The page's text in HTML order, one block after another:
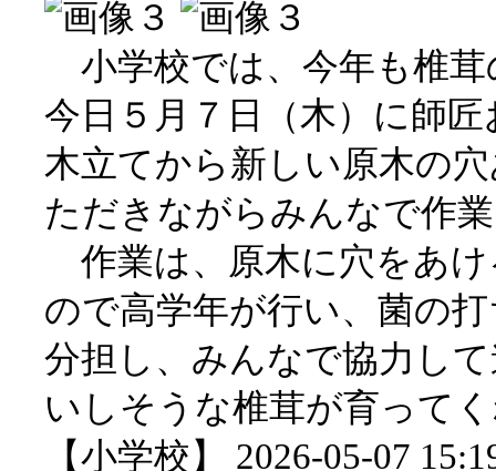
小学校では、今年も椎
今日５月７日（木）に師
木立てから新しい原木の
ただきながらみんなで作
作業は、原木に穴をあ
ので高学年が行い、菌の
分担し、みんなで協力し
いしそうな椎茸が育って
【小学校】 2026-05-07